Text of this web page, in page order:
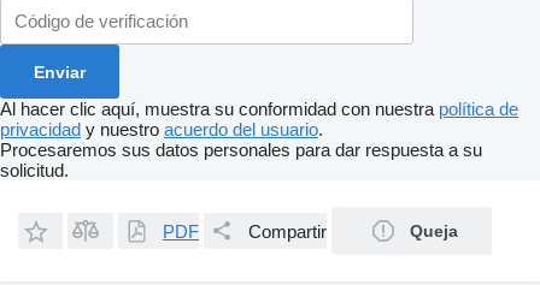
Al hacer clic aquí, muestra su conformidad con nuestra política de
privacidad y nuestro acuerdo del usuario.
Procesaremos sus datos personales para dar respuesta a su
solicitud.
PDF Compartir Queja